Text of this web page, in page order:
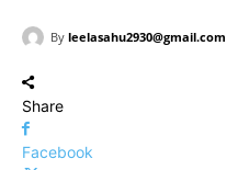
By leelasahu2930@gmail.com
Share
Facebook